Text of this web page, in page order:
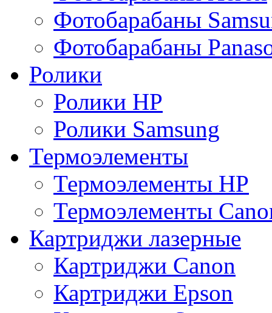
Фотобарабаны
Фотобарабаны
Ролики
Ролики HP
Ролики Samsung
Термоэлементы
Термоэлементы HP
Термоэлементы
Картриджи лазерные
Картриджи Canon
Картриджи Epson